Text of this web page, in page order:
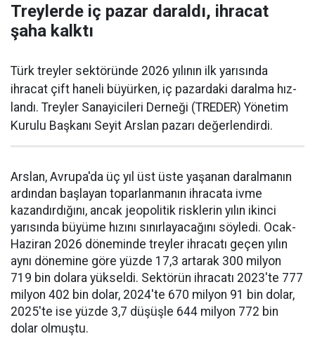
Treylerde iç pazar daraldı, ihracat
şaha kalktı
Türk treyler sektöründe 2026 yılının ilk yarısın­da
ihracat çift haneli bü­yürken, iç pazardaki daralma hız­
landı. Treyler Sanayicileri Der­neği (TREDER) Yönetim
Kurulu Başkanı Seyit Arslan pazarı değerlendirdi.
Arslan, Avrupa'da üç yıl üst üste yaşanan daralma­nın
ardından başlayan toparlan­manın ihracata ivme
kazandır­dığını, ancak jeopolitik riskle­rin yılın ikinci
yarısında büyüme hızını sınırlayacağını söyledi. Ocak-
Haziran 2026 döneminde treyler ihracatı geçen yılın
aynı dönemine göre yüzde 17,3 artarak 300 milyon
719 bin dolara yüksel­di. Sektörün ihracatı 2023'te 777
milyon 402 bin dolar, 2024'te 670 milyon 91 bin dolar,
2025'te ise yüzde 3,7 düşüşle 644 milyon 772 bin
dolar olmuştu.